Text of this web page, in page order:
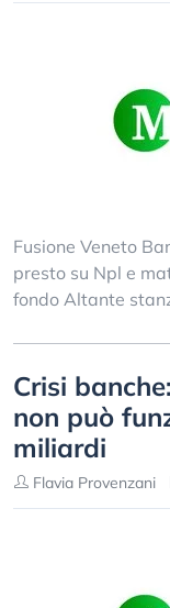
Fusione Veneto
presto su Npl e
fondo Altante
Crisi
non può
miliardi
Flavia Provenzani